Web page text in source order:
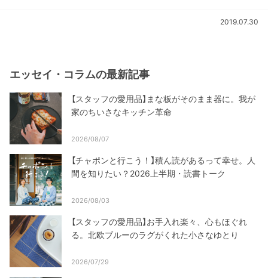
2019.07.30
エッセイ・コラムの最新記事
【スタッフの愛用品】まな板がそのまま器に。我が
家のちいさなキッチン革命
2026/08/07
【チャポンと行こう！】積ん読があるって幸せ。人
間を知りたい？2026上半期・読書トーク
2026/08/03
【スタッフの愛用品】お手入れ楽々、心もほぐれ
る。北欧ブルーのラグがくれた小さなゆとり
2026/07/29